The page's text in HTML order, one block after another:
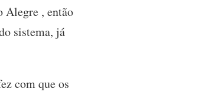
Alegre , então
sistema, já
com que os